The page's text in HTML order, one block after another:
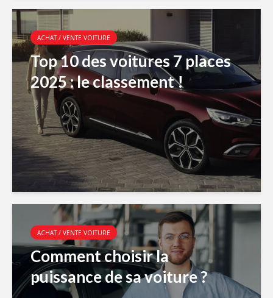
ACHAT / VENTE VOITURE
Top 10 des voitures 7 places
2025 : le classement !
ACHAT / VENTE VOITURE
Comment choisir la
puissance de sa voiture ?